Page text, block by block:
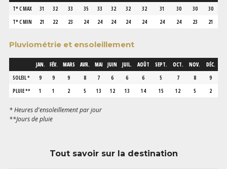
T° C MAX
31 32 33 35 33 32 32 32 31 30 30
30
T° C MIN
21 22 23 24 24 24 24 24 24 24 23 21
Pluviométrie et ensoleillement
JAN. FÉV. MARS AVR. MAI JUIN JUIL. AOÛT SEPT. OCT. NOV.
DÉC.
SOLEIL *
9 9 9 8 7 6 6 6 5 7 8
9
PLUIE **
1 1 2 5 13 12 13 14 15 12 5 2
* Heures d'ensoleillement par jour
**Jours de pluie
Tout savoir sur la destination